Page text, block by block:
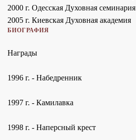
2000 г. Одесская Духовная семинария
2005 г. Киевская Духовная академия
БИОГРАФИЯ
Награды
1996 г. - Набедренник
1997 г. - Камилавка
1998 г. - Наперсный крест